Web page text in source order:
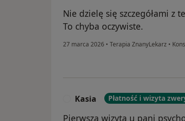
Nie dzielę się szczegółami z
To chyba oczywiste.
27 marca 2026 • Terapia ZnanyLekarz •
Kasia Płatność i wizyta
Pierwsza wizyta u pani